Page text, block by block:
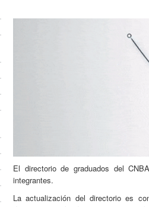
El directorio de graduados del
integrantes.
La actualización del directorio es